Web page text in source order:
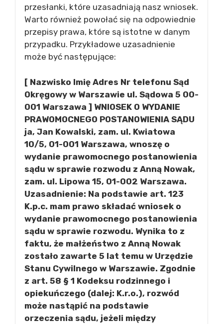
przesłanki, które uzasadniają nasz wniosek.
Warto również powołać się na odpowiednie
przepisy prawa, które są istotne w danym
przypadku. Przykładowe uzasadnienie
może być następujące:
[ Nazwisko Imię Adres Nr telefonu Sąd
Okręgowy w Warszawie ul. Sądowa 5 00-
001 Warszawa ] WNIOSEK O WYDANIE
PRAWOMOCNEGO POSTANOWIENIA SĄDU
ja, Jan Kowalski, zam. ul. Kwiatowa
10/5, 01-001 Warszawa, wnoszę o
wydanie prawomocnego postanowienia
sądu w sprawie rozwodu z Anną Nowak,
zam. ul. Lipowa 15, 01-002 Warszawa.
Uzasadnienie: Na podstawie art. 123
K.p.c. mam prawo składać wniosek o
wydanie prawomocnego postanowienia
sądu w sprawie rozwodu. Wynika to z
faktu, że małżeństwo z Anną Nowak
zostało zawarte 5 lat temu w Urzędzie
Stanu Cywilnego w Warszawie. Zgodnie
z art. 58 § 1 Kodeksu rodzinnego i
opiekuńczego (dalej: K.r.o.), rozwód
może nastąpić na podstawie
orzeczenia sądu, jeżeli między